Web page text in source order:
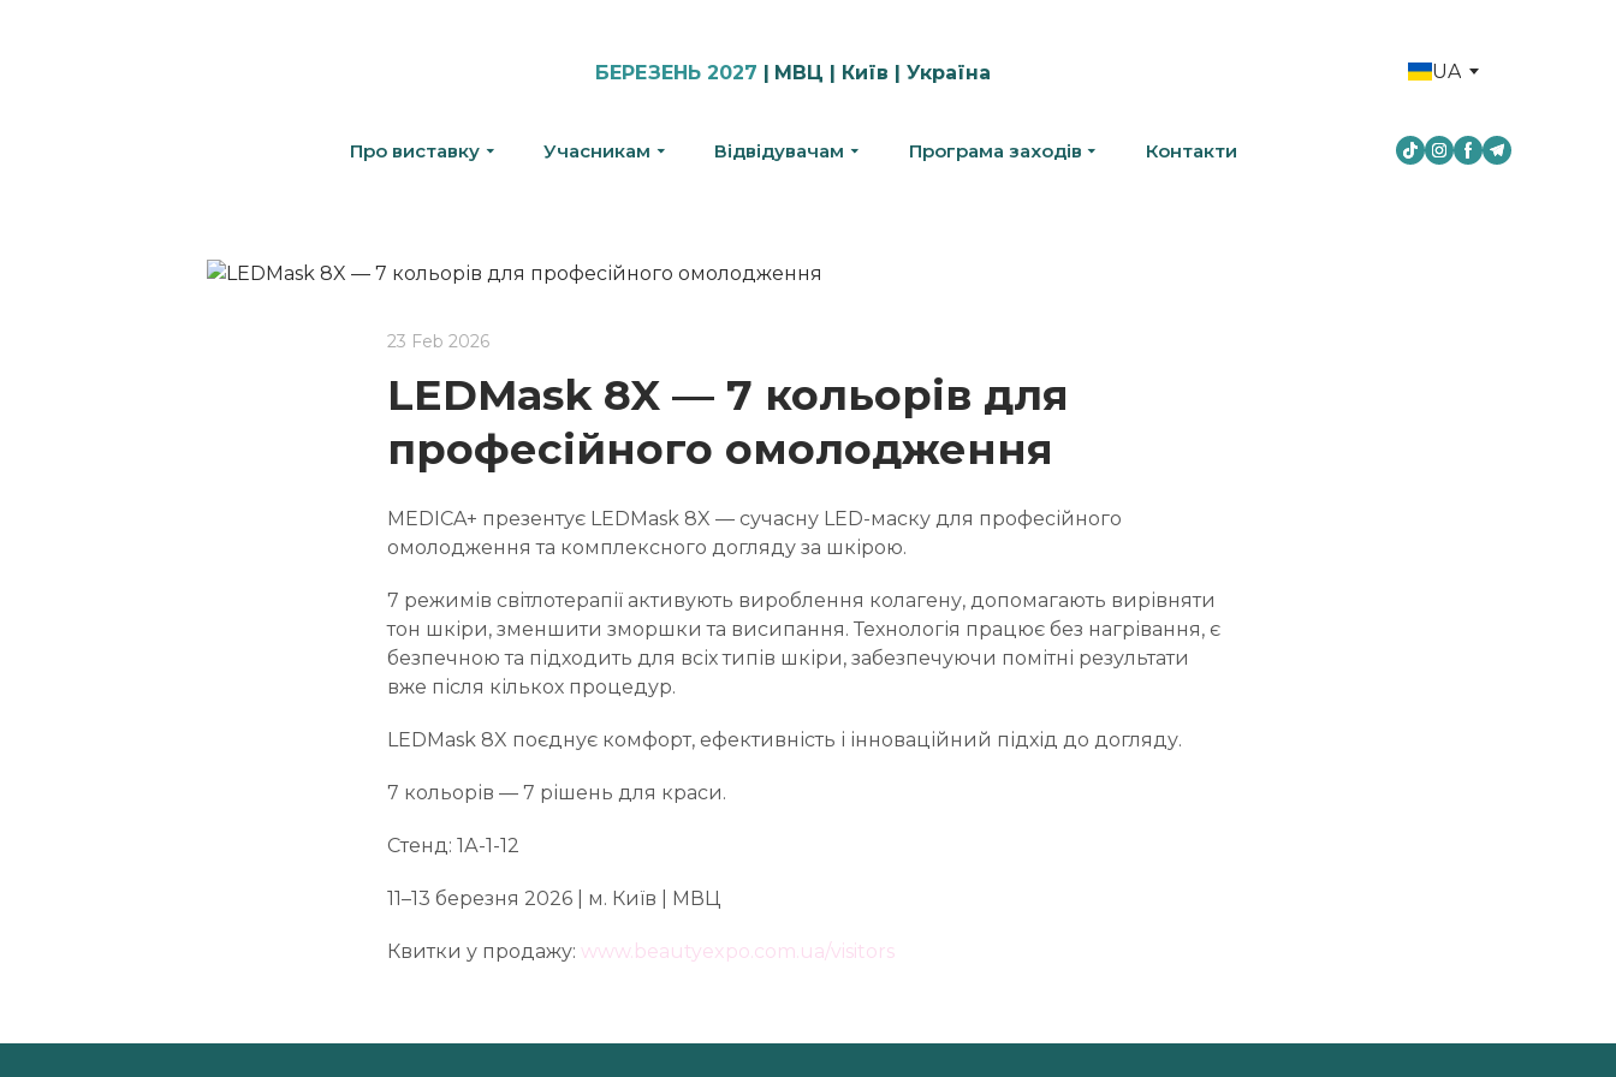
БЕРЕЗЕНЬ 2027 | МВЦ | Київ | Україна
Про виставку Учасникам Відвідувачам Програма заходів Контакти
UA
23 Feb 2026
LEDMask 8X — 7 кольорів для
професійного омолодження
MEDICA+ презентує LEDMask 8X — сучасну LED-маску для професійного
омолодження та комплексного догляду за шкірою.
7 режимів світлотерапії активують вироблення колагену, допомагають вирівняти
тон шкіри, зменшити зморшки та висипання. Технологія працює без нагрівання, є
безпечною та підходить для всіх типів шкіри, забезпечуючи помітні результати
вже після кількох процедур.
LEDMask 8X поєднує комфорт, ефективність і інноваційний підхід до догляду.
7 кольорів — 7 рішень для краси.
Стенд: 1А-1-12
11–13 березня 2026 | м. Київ | МВЦ
Квитки у продажу: www.beautyexpo.com.ua/visitors